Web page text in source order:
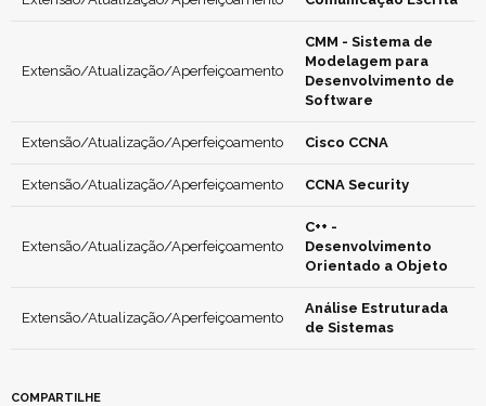
Extensão/Atualização/Aperfeiçoamento
CMM - Sistema de
Modelagem para
Desenvolvimento de
Software
Extensão/Atualização/Aperfeiçoamento Cisco CCNA
Extensão/Atualização/Aperfeiçoamento CCNA Security
Extensão/Atualização/Aperfeiçoamento
C++ -
Desenvolvimento
Orientado a Objeto
Extensão/Atualização/Aperfeiçoamento
Análise Estruturada
de Sistemas
COMPARTILHE